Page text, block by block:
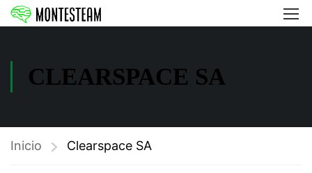
CLEARSPACE SA
Inicio Clearspace SA